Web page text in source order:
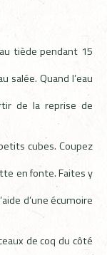
tiède pendant 15
salée. Quand l’eau
de la reprise de
cubes. Coupez
en fonte. Faites y
d’une écumoire
de coq du côté